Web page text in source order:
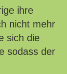
ihre
nicht mehr
sich die
sodass der